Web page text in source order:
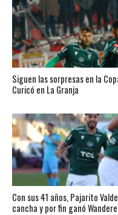
Siguen las sorpresas en la
Curicó en La Granja
Con sus 41 años, Pajarito
cancha y por fin ganó